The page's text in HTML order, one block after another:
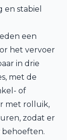
en stabiel
een
het vervoer
in drie
met de
of
met rolluik,
zodat er
behoeften.